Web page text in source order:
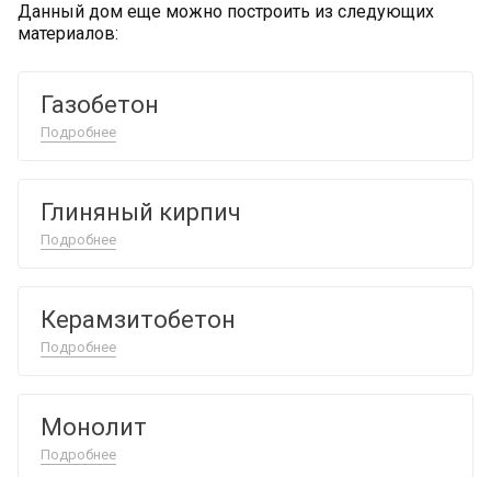
Данный дом еще можно построить из следующих
материалов:
Газобетон
Подробнее
Глиняный кирпич
Подробнее
Керамзитобетон
Подробнее
Монолит
Подробнее